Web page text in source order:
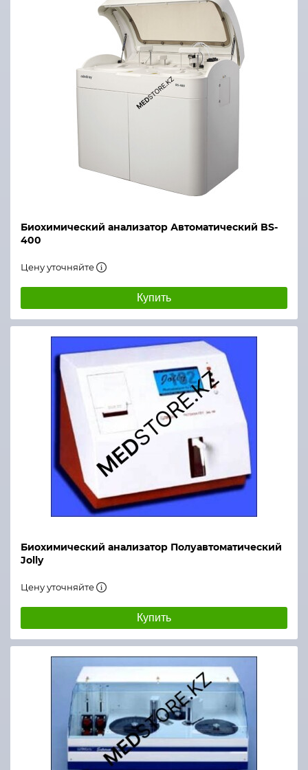
Биохимический анализатор Автоматический BS-
400
Цену уточняйте
Купить
Биохимический анализатор Полуавтоматический
Jolly
Цену уточняйте
Купить